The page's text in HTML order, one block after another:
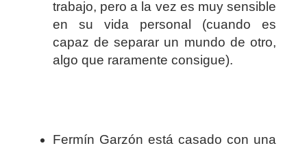
trabajo, pero a la vez es muy sensible
en su vida personal (cuando es
capaz de separar un mundo de otro,
algo que raramente consigue).
Fermín Garzón está casado con una